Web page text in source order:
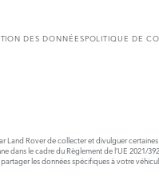
DES DONNÉESPOLITIQUE DE
Land Rover de collecter et divulguer
dans le cadre du Règlement de l’UE 2021/
partager les données spécifiques à votre